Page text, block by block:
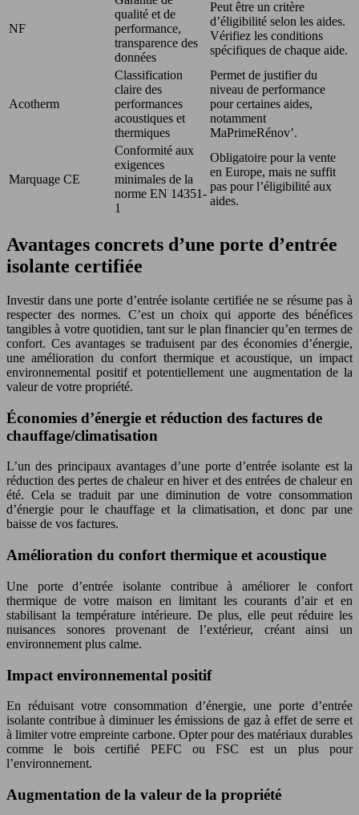
NF
qualité et de
performance,
transparence des
données
Peut être un critère
d’éligibilité selon les aides.
Vérifiez les conditions
spécifiques de chaque aide.
Acotherm
Classification
claire des
performances
acoustiques et
thermiques
Permet de justifier du
niveau de performance
pour certaines aides,
notamment
MaPrimeRénov’.
Marquage CE
Conformité aux
exigences
minimales de la
norme EN 14351-
1
Obligatoire pour la vente
en Europe, mais ne suffit
pas pour l’éligibilité aux
aides.
Avantages concrets d’une porte d’entrée
isolante certifiée
Investir dans une porte d’entrée isolante certifiée ne se résume pas à
respecter des normes. C’est un choix qui apporte des bénéfices
tangibles à votre quotidien, tant sur le plan financier qu’en termes de
confort. Ces avantages se traduisent par des économies d’énergie,
une amélioration du confort thermique et acoustique, un impact
environnemental positif et potentiellement une augmentation de la
valeur de votre propriété.
Économies d’énergie et réduction des factures de
chauffage/climatisation
L’un des principaux avantages d’une porte d’entrée isolante est la
réduction des pertes de chaleur en hiver et des entrées de chaleur en
été. Cela se traduit par une diminution de votre consommation
d’énergie pour le chauffage et la climatisation, et donc par une
baisse de vos factures.
Amélioration du confort thermique et acoustique
Une porte d’entrée isolante contribue à améliorer le confort
thermique de votre maison en limitant les courants d’air et en
stabilisant la température intérieure. De plus, elle peut réduire les
nuisances sonores provenant de l’extérieur, créant ainsi un
environnement plus calme.
Impact environnemental positif
En réduisant votre consommation d’énergie, une porte d’entrée
isolante contribue à diminuer les émissions de gaz à effet de serre et
à limiter votre empreinte carbone. Opter pour des matériaux durables
comme le bois certifié PEFC ou FSC est un plus pour
l’environnement.
Augmentation de la valeur de la propriété